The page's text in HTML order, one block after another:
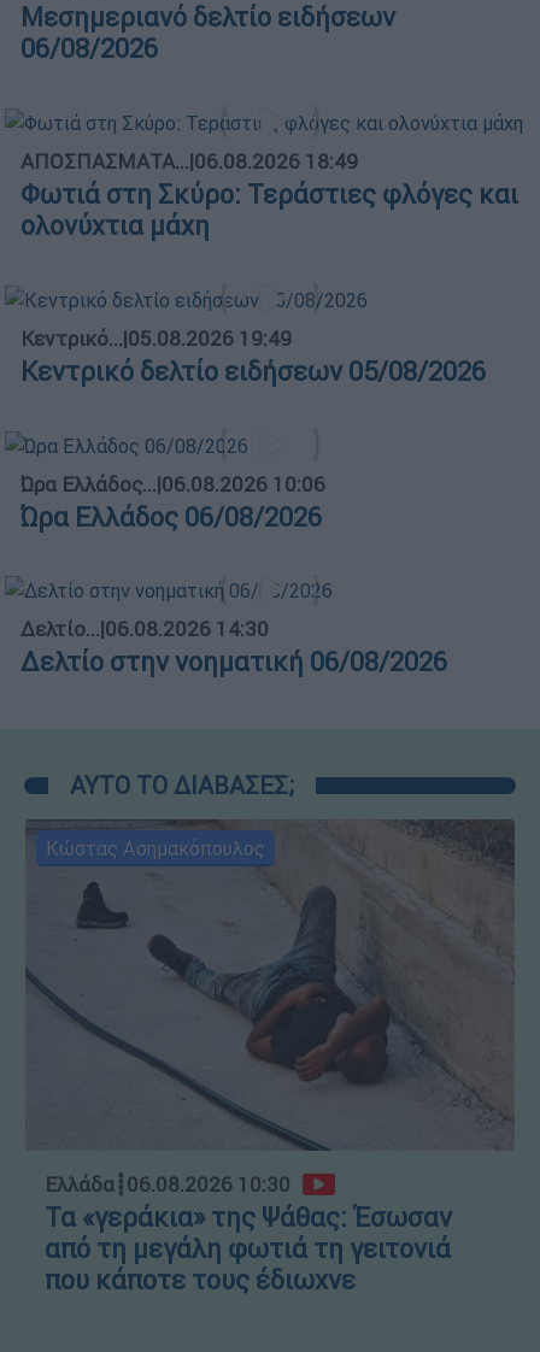
Μεσημεριανό δελτίο ειδήσεων
06/08/2026
ΑΠΟΣΠΑΣΜΑΤΑ...|06.08.2026 18:49
Φωτιά στη Σκύρο: Τεράστιες φλόγες και
ολονύχτια μάχη
Κεντρικό...|05.08.2026 19:49
Κεντρικό δελτίο ειδήσεων 05/08/2026
Ώρα Ελλάδος...|06.08.2026 10:06
Ώρα Ελλάδος 06/08/2026
Δελτίο...|06.08.2026 14:30
Δελτίο στην νοηματική 06/08/2026
ΑΥΤΟ ΤΟ ΔΙΑΒΑΣΕΣ;
Κώστας Ασημακόπουλος
Ελλάδα┋06.08.2026 10:30
Τα «γεράκια» της Ψάθας: Έσωσαν
από τη μεγάλη φωτιά τη γειτονιά
που κάποτε τους έδιωχνε